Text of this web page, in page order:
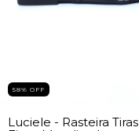
58% OFF
Luciele - Rasteira Tiras